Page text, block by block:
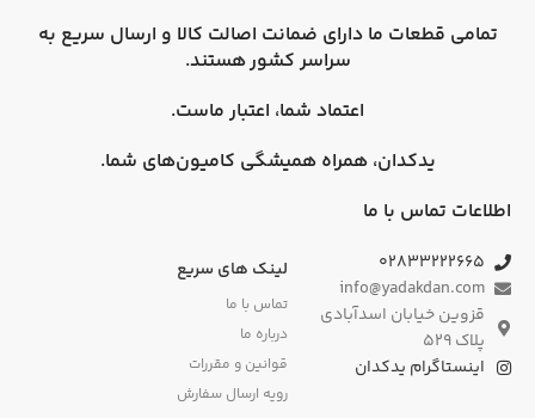
تمامی قطعات ما دارای ضمانت اصالت کالا و ارسال سریع به
سراسر کشورهستند.
اعتماد شما، اعتبار ماست.
یدکدان، همراه همیشگی کامیون‌های شما.
اطلاعات تماس با ما
۰۲۸۳۳۲۲۲۶۶۵
info@yadakdan.com
قزوین خیابان اسدآبادی
پلاک ۵۲۹
اینستاگرام یدکدان
لینک های سریع
تماس با ما
درباره ما
قوانین و مقررات
رویه ارسال سفارش